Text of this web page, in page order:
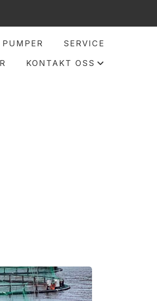
SERVICE
KONTAKT OSS